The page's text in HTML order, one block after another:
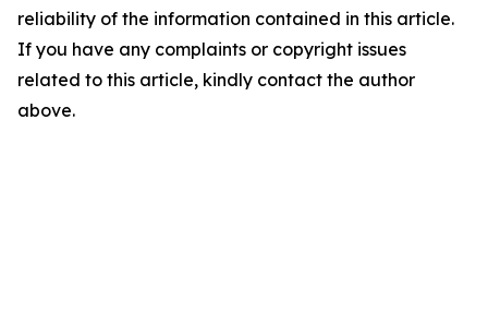
reliability of the information contained in this article.
If you have any complaints or copyright issues
related to this article, kindly contact the author
above.